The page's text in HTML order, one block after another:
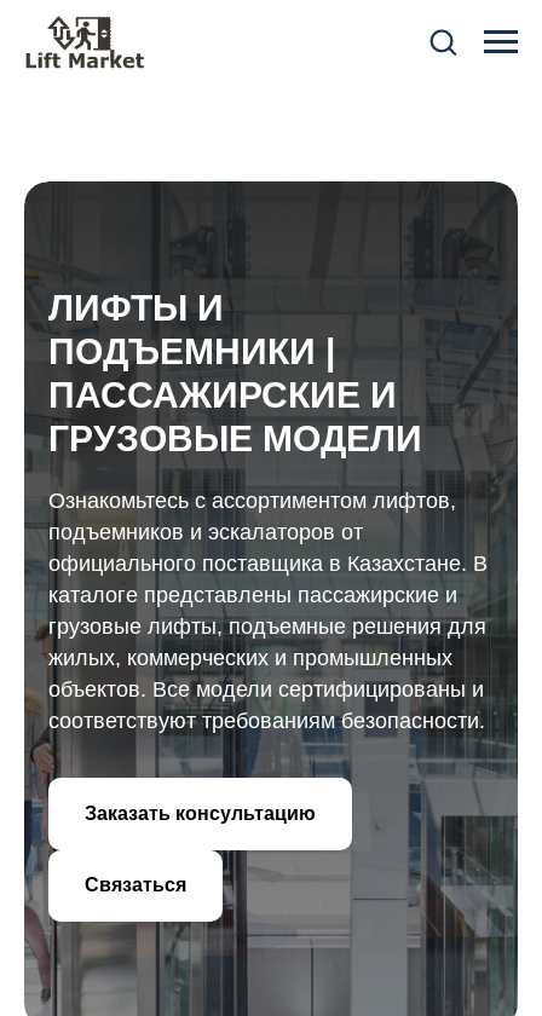
ЛИФТЫ И
ПОДЪЕМНИКИ |
ПАССАЖИРСКИЕ И
ГРУЗОВЫЕ МОДЕЛИ
Ознакомьтесь с ассортиментом лифтов,
подъемников и эскалаторов от
официального поставщика в Казахстане. В
каталоге представлены пассажирские и
грузовые лифты, подъемные решения для
жилых, коммерческих и промышленных
объектов. Все модели сертифицированы и
соответствуют требованиям безопасности.
Заказать консультацию
Связаться